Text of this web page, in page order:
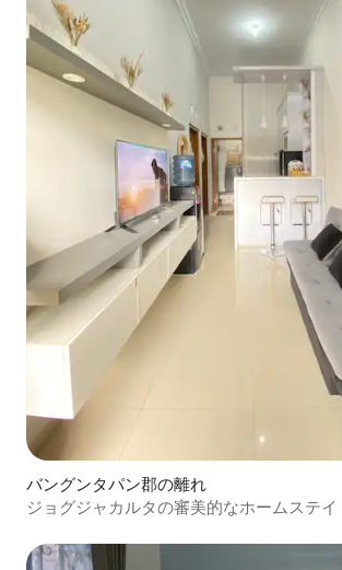
バングンタパン郡の離れ
ジョグジャカルタの審美的なホームステイ